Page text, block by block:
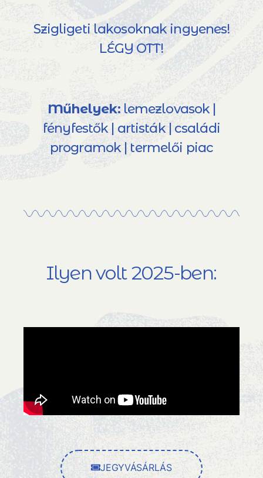
Szigligeti lakosoknak ingyenes!
LÉGY OTT!
Műhelyek:lemezlovasok |
fényfestők | artisták | családi
programok | termelői piac
Ilyen volt 2025-ben:
JEGYVÁSÁRLÁS